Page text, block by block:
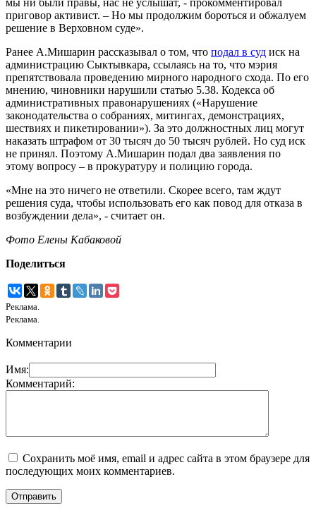
мы ни были правы, нас не услышат, - прокомментировал
приговор активист. – Но мы продолжим бороться и обжалуем
решение в Верховном суде».
Ранее А.Мишарин рассказывал о том, что подал в суд иск на
администрацию Сыктывкара, ссылаясь на то, что мэрия
препятствовала проведению мирного народного схода. По его
мнению, чиновники нарушили статью 5.38. Кодекса об
административных правонарушениях («Нарушение
законодательства о собраниях, митингах, демонстрациях,
шествиях и пикетировании»). За это должностных лиц могут
наказать штрафом от 30 тысяч до 50 тысяч рублей. Но суд иск
не принял. Поэтому А.Мишарин подал два заявления по
этому вопросу – в прокуратуру и полицию города.
«Мне на это ничего не ответили. Скорее всего, там ждут
решения суда, чтобы использовать его как повод для отказа в
возбуждении дела», - считает он.
Фото Елены Кабаковой
Поделиться
Реклама.
Реклама.
Комментарии
Имя:
Комментарий:
Сохранить моё имя, email и адрес сайта в этом браузере для
последующих моих комментариев.